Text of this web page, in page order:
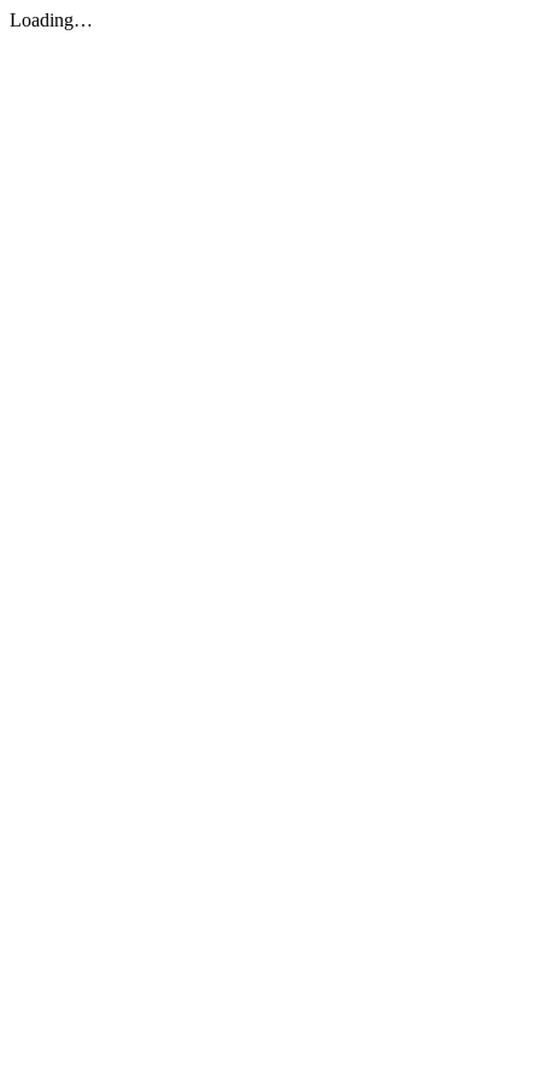
Loading…